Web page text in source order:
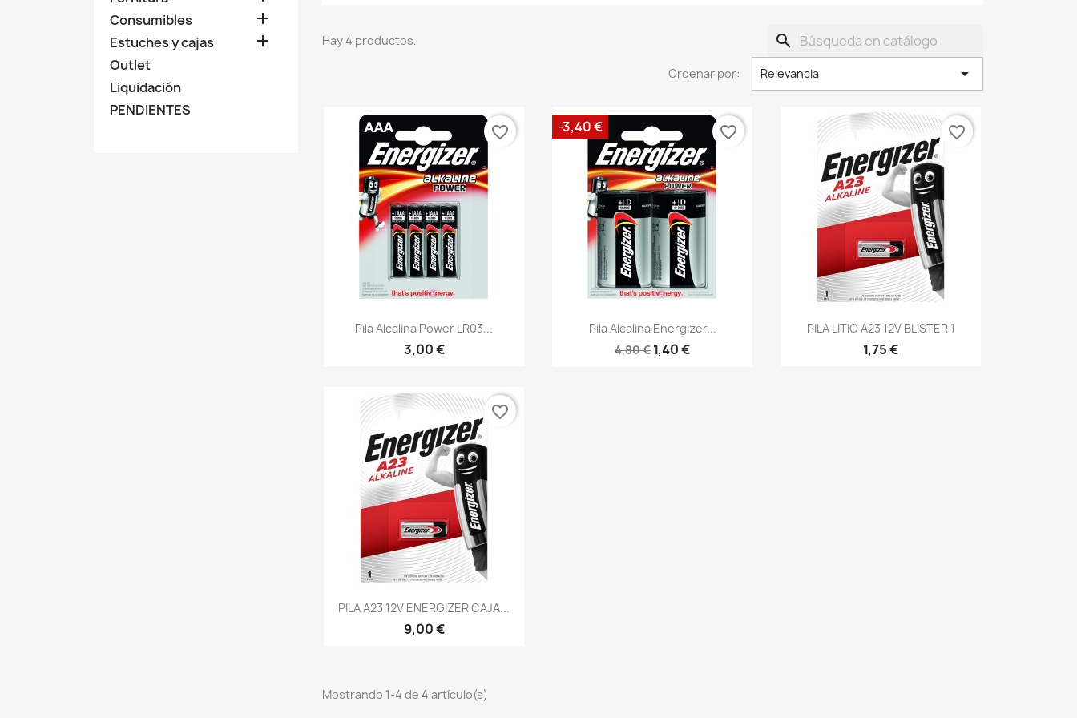
Consumibles 
Estuches y cajas 
Outlet
Liquidación
PENDIENTES
search
Hay 4 productos.
Ordenar por: Relevancia 
Pila Alcalina Power LR03...
3,00 €
favorite_border
Pila Alcalina Energizer...
4,80 €1,40 €
-3,40 € favorite_border
PILA LITIO A23 12V BLISTER 1
1,75 €
favorite_border
PILA A23 12V ENERGIZER CAJA...
9,00 €
favorite_border
Mostrando 1-4 de 4 artículo(s)